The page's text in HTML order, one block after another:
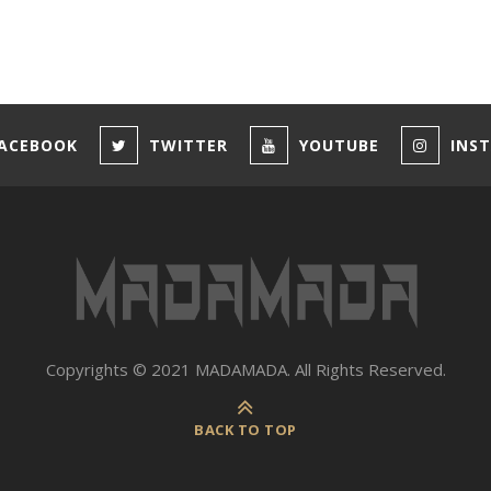
TWITTER YOUTUBE
Copyrights © 2021 MADAMADA. All Rights Reserved.
BACK TO TOP